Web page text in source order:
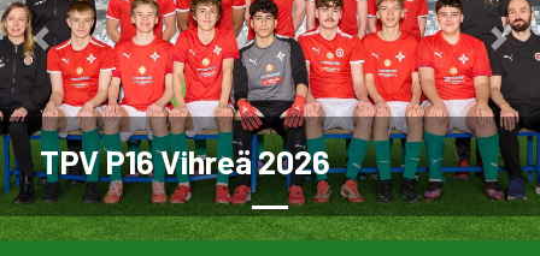
TPV P16 Vihreä 2026
Previous